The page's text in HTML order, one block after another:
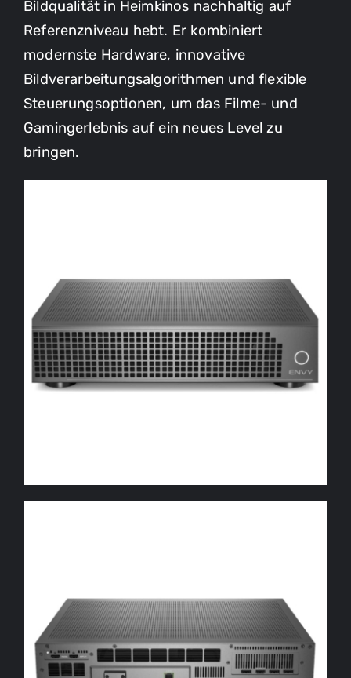
Bildqualität in Heimkinos nachhaltig auf
Referenzniveau hebt. Er kombiniert
modernste Hardware, innovative
Bildverarbeitungsalgorithmen und flexible
Steuerungsoptionen, um das Filme- und
Gamingerlebnis auf ein neues Level zu
bringen.